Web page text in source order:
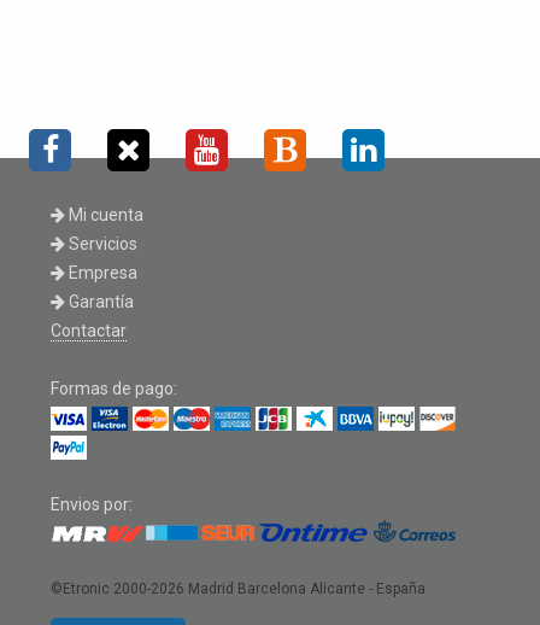
Mi cuenta
Servicios
Empresa
Garantía
Contactar
Formas de pago:
Envios por:
©Etronic 2000-2026 Madrid Barcelona Alicante - España